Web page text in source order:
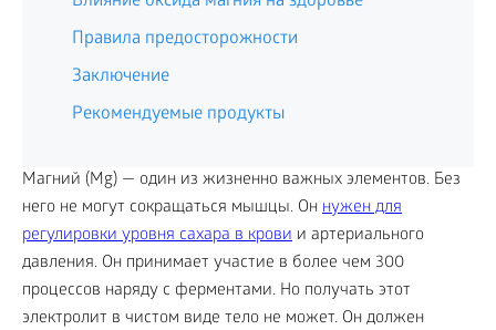
Правила предосторожности
Заключение
Рекомендуемые продукты
Магний (Mg) — один из жизненно важных элементов. Без
него не могут сокращаться мышцы. Он нужен для
регулировки уровня сахара в крови и артериального
давления. Он принимает участие в более чем 300
процессов наряду с ферментами. Но получать этот
электролит в чистом виде тело не может. Он должен